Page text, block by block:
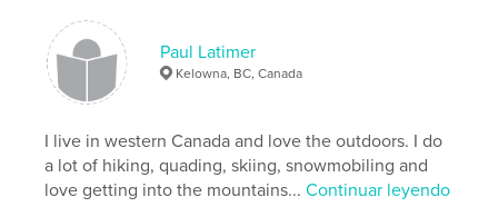
Paul Latimer
Kelowna, BC, Canada
I live in western Canada and love the outdoors. I do
a lot of hiking, quading, skiing, snowmobiling and
love getting into the mountains...Continuar leyendo